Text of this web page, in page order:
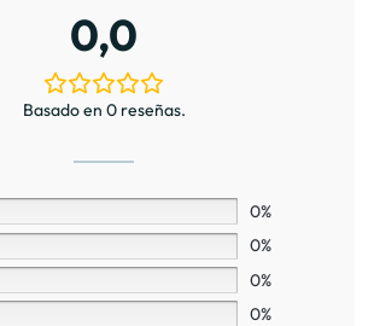
0,0
Basado en 0 reseñas.
0%
0%
0%
0%